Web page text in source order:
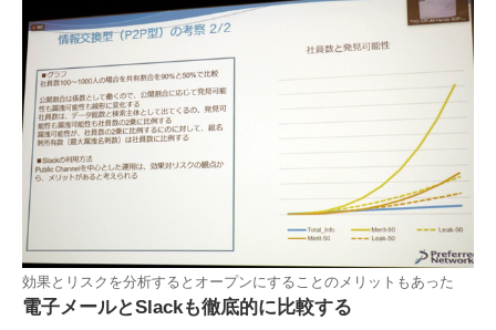
効果とリスクを分析するとオープンにすることのメリットもあった
電子メールとSlackも徹底的に比較する